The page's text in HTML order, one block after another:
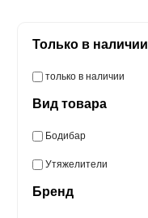
Только в наличии
только в наличии
Вид товара
Бодибар
Утяжелители
Бренд